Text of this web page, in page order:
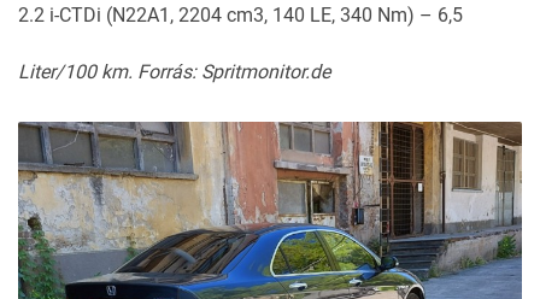
2.2 i-CTDi (N22A1, 2204 cm3, 140 LE, 340 Nm) – 6,5
Liter/100 km. Forrás: Spritmonitor.de